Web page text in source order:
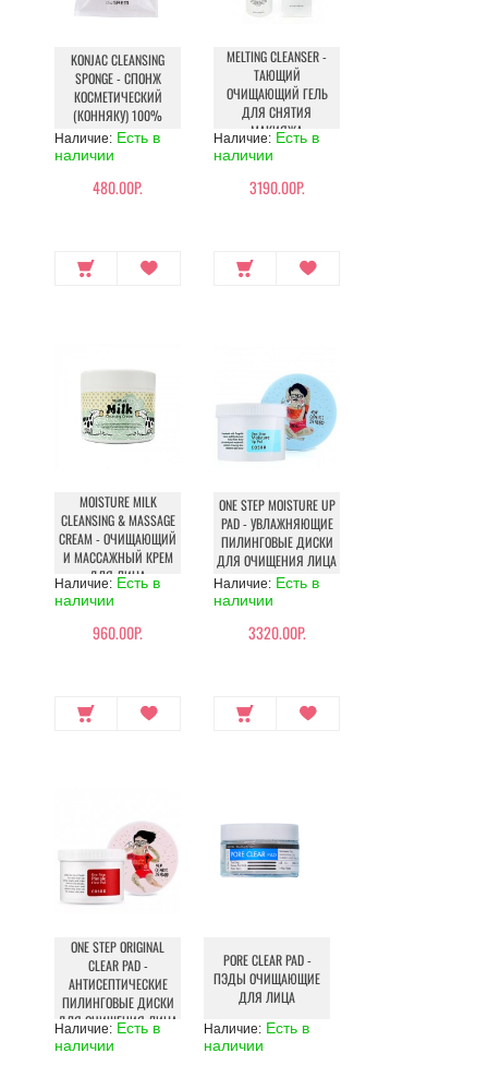
KONJAC CLEANSING
SPONGE - СПОНЖ
КОСМЕТИЧЕСКИЙ
(КОННЯКУ) 100%
Наличие: Есть в
наличии
480.00Р.
MELTING CLEANSER -
ТАЮЩИЙ
ОЧИЩАЮЩИЙ ГЕЛЬ
ДЛЯ СНЯТИЯ
МАКИЯЖА
Наличие: Есть в
наличии
3190.00Р.
MOISTURE MILK
CLEANSING & MASSAGE
CREAM - ОЧИЩАЮЩИЙ
И МАССАЖНЫЙ КРЕМ
ДЛЯ ЛИЦА
Наличие: Есть в
наличии
960.00Р.
ONE STEP MOISTURE UP
PAD - УВЛАЖНЯЮЩИЕ
ПИЛИНГОВЫЕ ДИСКИ
ДЛЯ ОЧИЩЕНИЯ ЛИЦА
Наличие: Есть в
наличии
3320.00Р.
ONE STEP ORIGINAL
CLEAR PAD -
АНТИСЕПТИЧЕСКИЕ
ПИЛИНГОВЫЕ ДИСКИ
ДЛЯ ОЧИЩЕНИЯ ЛИЦА
Наличие: Есть в
наличии
PORE CLEAR PAD -
ПЭДЫ ОЧИЩАЮЩИЕ
ДЛЯ ЛИЦА
Наличие: Есть в
наличии